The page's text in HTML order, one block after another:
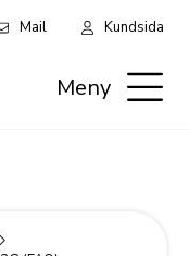
Mail Kundsida
Meny